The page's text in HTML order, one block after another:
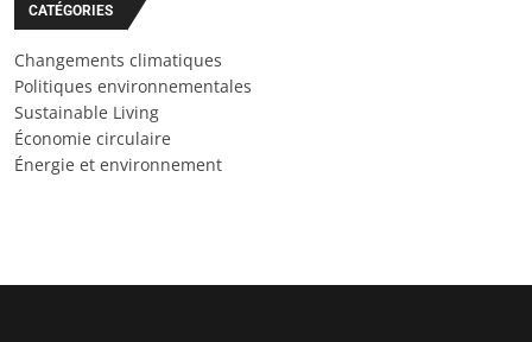
CATÉGORIES
Changements climatiques
Politiques environnementales
Sustainable Living
Économie circulaire
Énergie et environnement